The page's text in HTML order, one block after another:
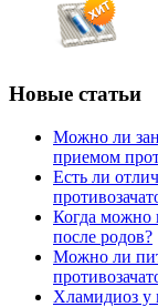
Новые статьи
Можно ли
приемом
Есть ли
Когда можно
после родов?
Можно ли
Хламидиоз у